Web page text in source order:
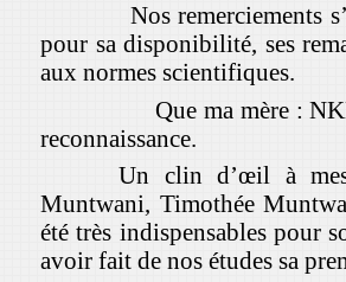
Nos remerciements
pour sa disponibilité, ses
aux normes scientifiques.
Que ma mère : NKEMBI
reconnaissance.
Un clin d’œil à
Muntwani, Timothée
été très indispensables pour
avoir fait de nos études sa